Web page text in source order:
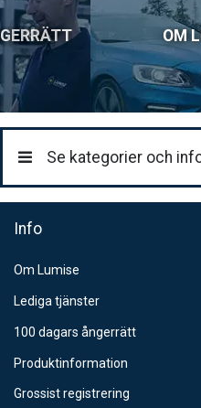
OM
Se kategorier och
Info
Om Lumise
Lediga tjänster
100 dagars ångerrätt
Produktinformation
Grossist registrering